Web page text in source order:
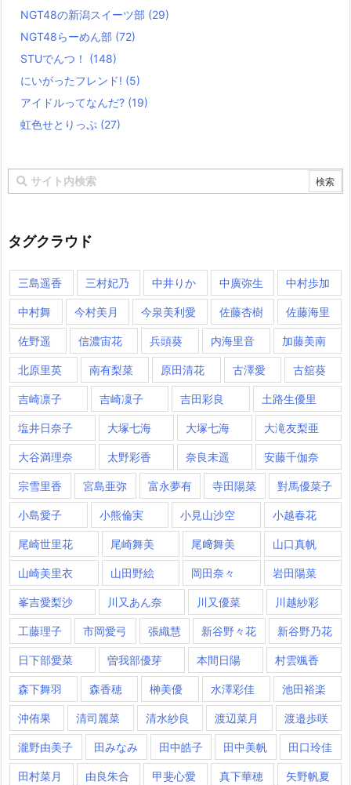
NGT48の新潟スイーツ部 (29)
NGT48らーめん部 (72)
STUでんつ！ (148)
にいがったフレンド! (5)
アイドルってなんだ? (19)
虹色せとりっぷ (27)
タグクラウド
三島遥香 三村妃乃 中井りか 中廣弥生 中村歩加
中村舞 今村美月 今泉美利愛 佐藤杏樹 佐藤海里
佐野遥 信濃宙花 兵頭葵 内海里音 加藤美南
北原里英 南有梨菜 原田清花 古澤愛 古舘葵
吉崎凛子 吉崎凜子 吉田彩良 土路生優里
塩井日奈子 大塚七海 大塚七海​ 大滝友梨亜
大谷満理奈 太野彩香 奈良未遥 安藤千伽奈
宗雪里香 宮島亜弥 富永夢有 寺田陽菜 對馬優菜子
小島愛子 小熊倫実 小見山沙空 小越春花
尾崎世里花 尾崎舞美 尾﨑舞美 山口真帆
山崎美里衣 山田野絵 岡田奈々 岩田陽菜
峯吉愛梨沙 川又あん奈 川又優菜 川越紗彩
工藤理子 市岡愛弓 張織慧 新谷野々花 新谷野乃花
日下部愛菜 曽我部優芽 本間日陽 村雲颯香
森下舞羽 森香穂 榊美優 水澤彩佳 池田裕楽
沖侑果 清司麗菜 清水紗良 渡辺菜月 渡邉歩咲
瀧野由美子 田みなみ 田中皓子 田中美帆 田口玲佳
田村菜月 由良朱合 甲斐心愛 真下華穂 矢野帆夏